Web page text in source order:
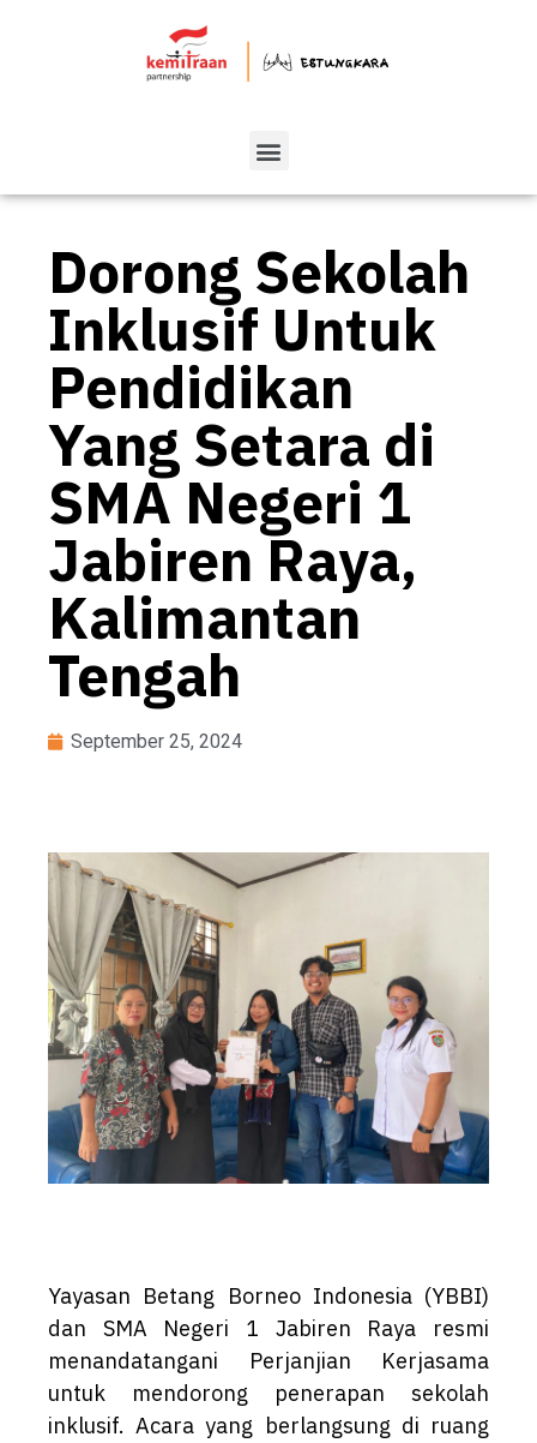
Dorong Sekolah
Inklusif Untuk
Pendidikan
Yang Setara di
SMA Negeri 1
Jabiren Raya,
Kalimantan
Tengah
September 25, 2024
Yayasan Betang Borneo Indonesia (YBBI)
dan SMA Negeri 1 Jabiren Raya resmi
menandatangani Perjanjian Kerjasama
untuk mendorong penerapan sekolah
inklusif. Acara yang berlangsung di ruang